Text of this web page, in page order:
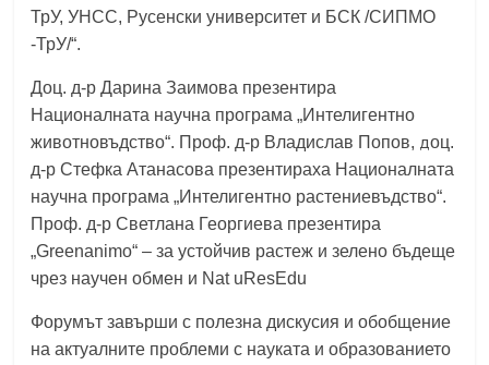
ТрУ, УНСС, Русенски университет и БСК /СИПМО
-ТрУ/“.
Доц. д-р Дарина Заимова презентира
Националната научна програма „Интелигентно
животновъдство“. Проф. д-р Владислав Попов, доц.
д-р Стефка Атанасова презентираха Националната
научна програма „Интелигентно растениевъдство“.
Проф. д-р Светлана Георгиева презентира
„Greenanimo“ – за устойчив растеж и зелено бъдеще
чрез научен обмен и Nat uResEdu
Форумът завърши с полезна дискусия и обобщение
на актуалните проблеми с науката и образованието